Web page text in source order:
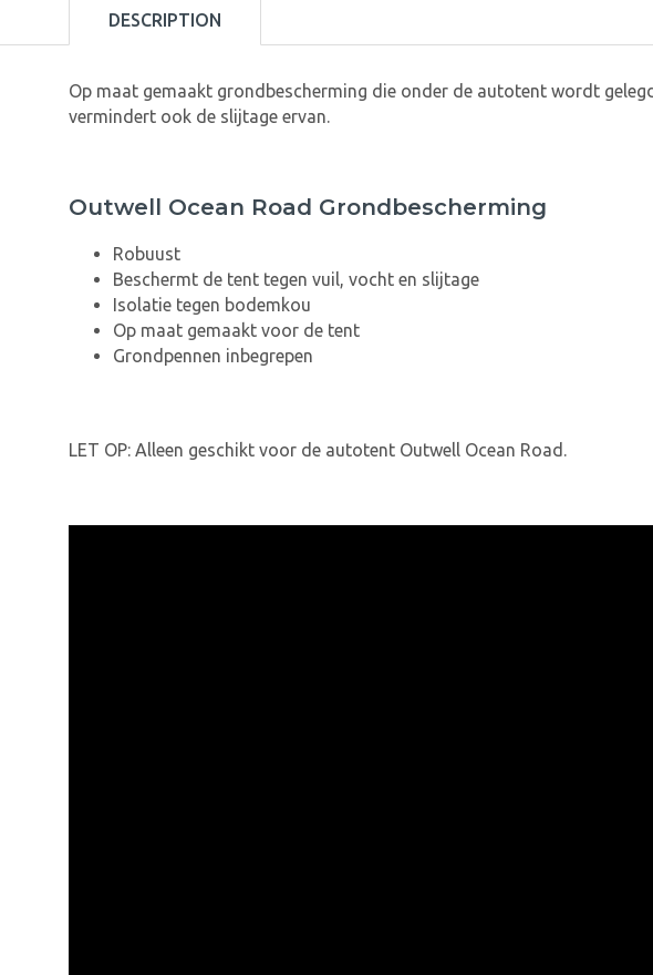
DESCRIPTION
Op maat gemaakt grondbescherming die onder de autotent wordt
vermindert ook de slijtage ervan.
Outwell Ocean Road Grondbescherming
Robuust
Beschermt de tent tegen vuil, vocht en slijtage
Isolatie tegen bodemkou
Op maat gemaakt voor de tent
Grondpennen inbegrepen
LET OP: Alleen geschikt voor de autotent Outwell Ocean Road.